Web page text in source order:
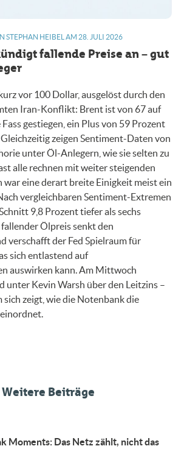
STEPHAN HEIBEL AM 28. JULI 2026
fallende Preise an – gut
vor 100 Dollar, ausgelöst durch den
Iran-Konflikt: Brent ist von 67 auf
gestiegen, ein Plus von 59 Prozent
zeigen Sentiment-Daten von
unter Öl-Anlegern, wie sie selten zu
alle rechnen mit weiter steigenden
war eine derart breite Einigkeit meist ein
vergleichbaren Sentiment-Extremen
9,8 Prozent tiefer als sechs
Ölpreis senkt den
verschafft der Fed Spielraum für
sich entlastend auf
auswirken kann. Am Mittwoch
unter Kevin Warsh über den Leitzins –
sich zeigt, wie die Notenbank die
Weitere Beiträge
Moments: Das Netz zählt, nicht das